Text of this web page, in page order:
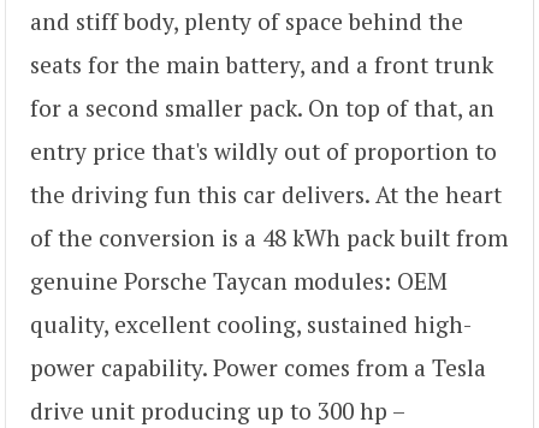
and stiff body, plenty of space behind the
seats for the main battery, and a front trunk
for a second smaller pack. On top of that, an
entry price that's wildly out of proportion to
the driving fun this car delivers. At the heart
of the conversion is a 48 kWh pack built from
genuine Porsche Taycan modules: OEM
quality, excellent cooling, sustained high-
power capability. Power comes from a Tesla
drive unit producing up to 300 hp –